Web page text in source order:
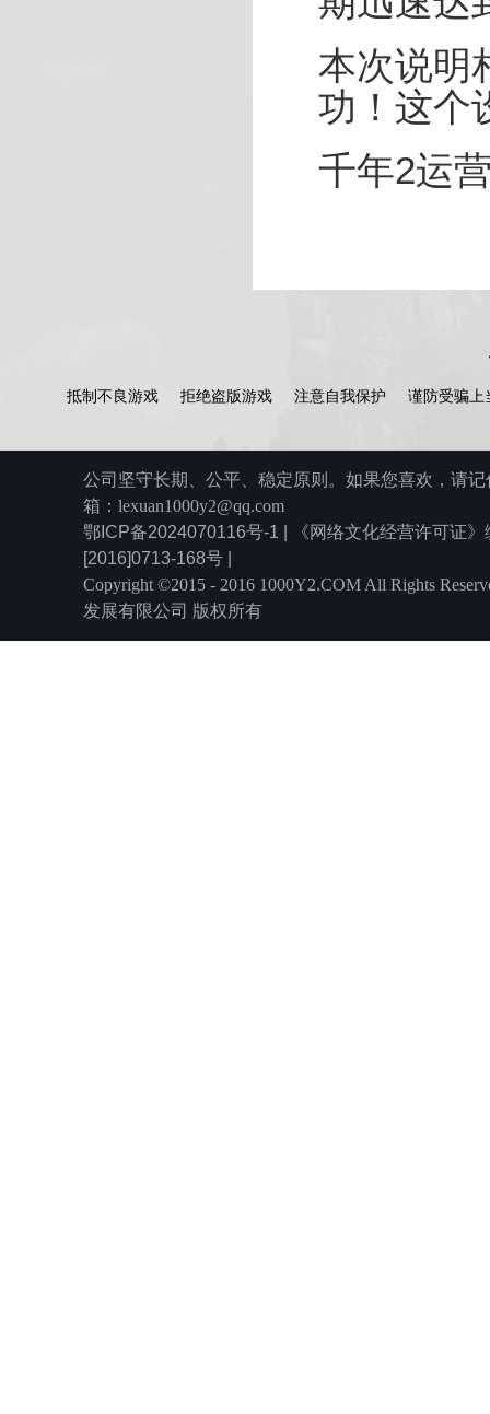
本次说明
功！这个
千年2运
抵制不良游戏 拒绝盗版游戏 注意自我保护 谨防受骗上
公司坚守长期、公平、稳定原则。如果您喜欢，请
箱：lexuan1000y2@qq.com
鄂ICP备2024070116号-1 | 《网络文化经营许可证》
[2016]0713-168号 |
Copyright ©2015 - 2016 1000Y2.COM All Rights
发展有限公司 版权所有